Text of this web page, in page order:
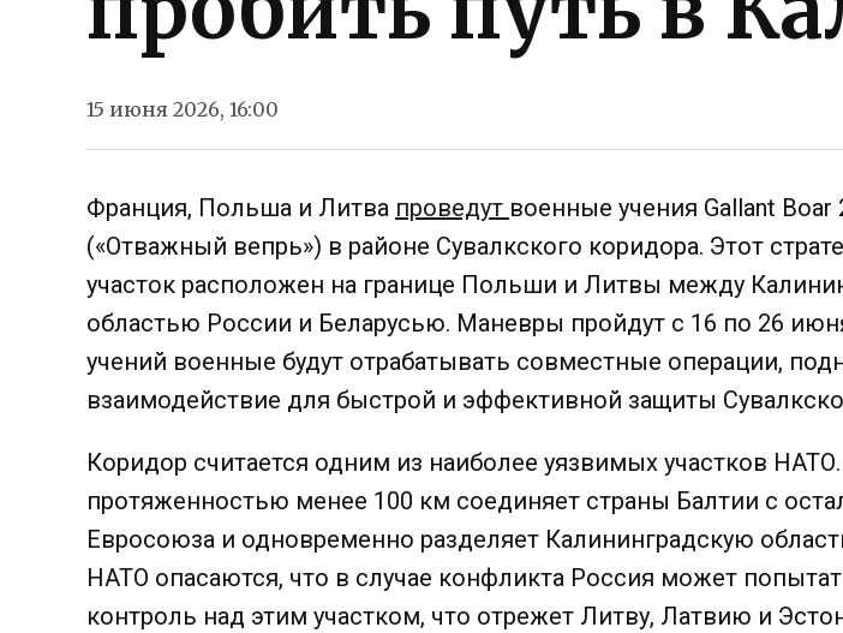
15 июня 2026, 16:00
Франция, Польша и Литва проведут военные учения Gallant Boar
(«Отважный вепрь») в районе Сувалкского коридора. Этот
участок расположен на границе Польши и Литвы между
областью России и Беларусью. Маневры пройдут с 16 по 26
учений военные будут отрабатывать совместные операции,
взаимодействие для быстрой и эффективной защиты
Коридор считается одним из наиболее уязвимых участков
протяженностью менее 100 км соединяет страны Балтии с
Евросоюза и одновременно разделяет Калининградскую
НАТО опасаются, что в случае конфликта Россия может
контроль над этим участком, что отрежет Литву, Латвию и